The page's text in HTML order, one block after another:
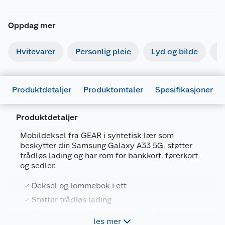
Oppdag mer
Hvitevarer Personlig pleie Lyd og bilde
Produktdetaljer Produktomtaler Spesifikasjoner
Produktdetaljer
Mobildeksel fra GEAR i syntetisk lær som
beskytter din Samsung Galaxy A33 5G, støtter
trådløs lading og har rom for bankkort, førerkort
og sedler.
Deksel og lommebok i ett
Støtter trådløs lading
les mer
Generelt
Artikkelnummer
7319925996941
Farge